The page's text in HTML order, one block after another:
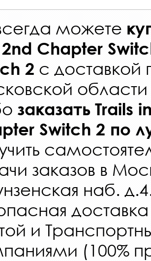
можете
Chapter
2 с доставкой
заказать Trails
Switch 2 по
заказов в
наб.
и
(100%